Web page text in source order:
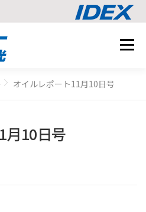
メニ
レッジ
ュレーション
オイルレポート11月10日号
月10日号